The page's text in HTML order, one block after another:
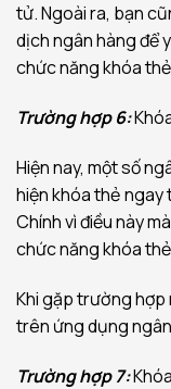
tử. Ngoài ra, bạn
dịch ngân hàng để
chức năng khóa
Trường hợp 6:
Hiện nay, một số
hiện khóa thẻ ngay
Chính vì điều này
chức năng khóa
Khi gặp trường hợp
trên ứng dụng
Trường hợp 7: